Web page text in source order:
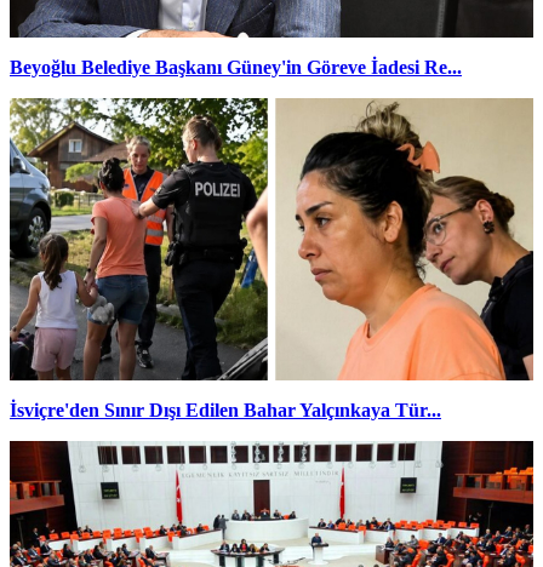
Beyoğlu Belediye Başkanı Güney'in Göreve İadesi Re...
İsviçre'den Sınır Dışı Edilen Bahar Yalçınkaya Tür...